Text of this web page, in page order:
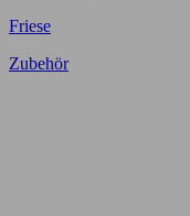
Friese
Zubehör